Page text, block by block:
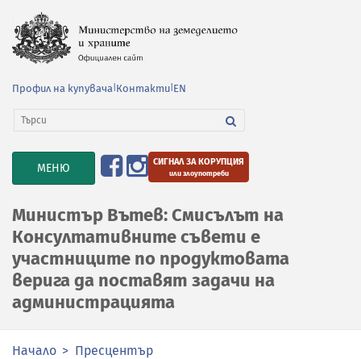
Профил на купувача Контакти EN
TOGGLE
NAVIGATION
МЕНЮ СИГНАЛ ЗА КОРУПЦИЯ
или злоупотреби
Министър Вътев: Смисълът на
Консултативните съвети е
участниците по продуктовата
верига да поставят задачи на
администрацията
Начало Пресцентър